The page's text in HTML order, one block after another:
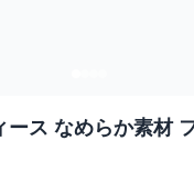
ス なめらか素材